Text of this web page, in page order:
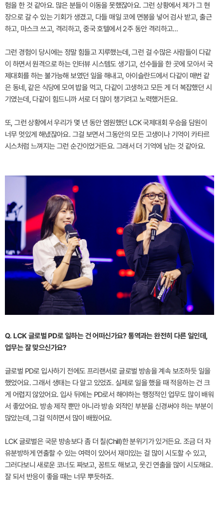
험을 한 것 같아요. 많은 분들이 이동을 못했잖아요. 그런 상황에서 제가 그 현
장으로 갈 수 있는 기회가 생겼고, 다들 매일 코에 면봉을 넣어 검사 받고, 출근
하고, 마스크 쓰고, 격리하고, 중국 호텔에서 2주 동안 격리하고…
그런 경험이 당시에는 정말 힘들고 지루했는데, 그런 걸 수많은 사람들이 다같
이 하면서 원격으로 하는 인터뷰 시스템도 생기고, 선수들을 한 곳에 모아서 국
제대회를 하는 불가능해 보였던 일을 해내고, 아이슬란드에서 다같이 매번 같
은 동네, 같은 식당에 모여 밥을 먹고, 다같이 고생하고 모든 게 더 복잡했던 시
기였는데, 다같이 힘드니까 서로 더 많이 챙기려고 노력했거든요.
또, 그런 상황에서 우리가 몇 년 동안 염원했던 LCK 국제대회 우승을 담원이
너무 멋있게 해냈잖아요. 그걸 보면서 그동안의 모든 고생이나 기억이 카타르
시스처럼 느껴지는 그런 순간이었거든요. 그래서 더 기억에 남는 것 같아요.
Q. LCK 글로벌 PD로 일하는 건 어떠신가요? 통역과는 완전히 다른 일인데,
업무는 잘 맞으신가요?
글로벌 PD로 입사하기 전에도 프리랜서로 글로벌 방송을 계속 보조하듯 일을
했었어요. 그래서 생태는 다 알고 있었죠. 실제로 일을 했을 때 적응하는 건 크
게 어렵지 않았어요. 입사 뒤에는 PD로서 해야하는 행정적인 업무도 많이 배워
서 좋았어요. 방송 제작 뿐만 아니라 방송 외적인 부분을 신경써야 하는 부분이
많았는데, 그걸 익히면서 많이 배웠어요.
LCK 글로벌은 국문 방송보다 좀 더 칠(Chill)한 분위기가 있거든요. 조금 더 자
유분방하게 연출할 수 있는 여력이 있어서 재미있는 걸 많이 시도할 수 있고,
그러다보니 새로운 코너도 짜보고, 꽁트도 해보고, 웃긴 연출을 많이 시도해요.
잘 되서 반응이 좋을 때는 너무 뿌듯하죠.